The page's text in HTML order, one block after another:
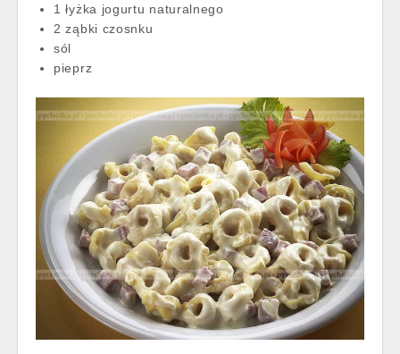
1 łyżka jogurtu naturalnego
2 ząbki czosnku
sól
pieprz